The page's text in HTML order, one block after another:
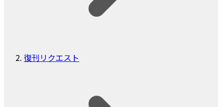
復刊リクエスト